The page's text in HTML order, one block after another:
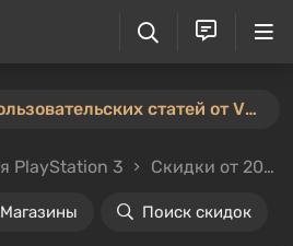
⚡️ Новый конкурс пользовательских статей от VGTimes — участвуйте тут ⚡️
PlayStation 3 Скидки от 20%
Магазины Поиск скидок